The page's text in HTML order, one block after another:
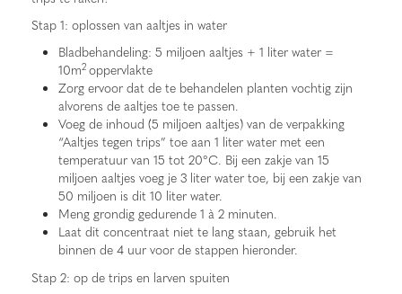
Stap 1: oplossen van aaltjes in water
Bladbehandeling: 5 miljoen aaltjes + 1 liter water =
10m2 oppervlakte
Zorg ervoor dat de te behandelen planten vochtig zijn
alvorens de aaltjes toe te passen.
Voeg de inhoud (5 miljoen aaltjes) van de verpakking
“Aaltjes tegen trips” toe aan 1 liter water met een
temperatuur van 15 tot 20°C. Bij een zakje van 15
miljoen aaltjes voeg je 3 liter water toe, bij een zakje van
50 miljoen is dit 10 liter water.
Meng grondig gedurende 1 à 2 minuten.
Laat dit concentraat niet te lang staan, gebruik het
binnen de 4 uur voor de stappen hieronder.
Stap 2: op de trips en larven spuiten